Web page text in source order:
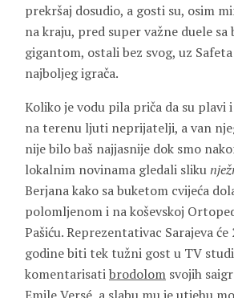
prekršaj dosudio, a gosti su, osim
na kraju, pred super važne duele sa
gigantom, ostali bez svog, uz Safeta
najboljeg igrača.
Koliko je vodu pila priča da su plavi
na terenu ljuti neprijatelji, a van
nije bilo baš najjasnije dok smo
lokalnim novinama gledali sliku
Berjana kako sa buketom cvijeća
polomljenom i na koševskoj
Pašiću. Reprezentativac Sarajeva
godine biti tek tužni gost u TV
komentarisatibrodolom svojih